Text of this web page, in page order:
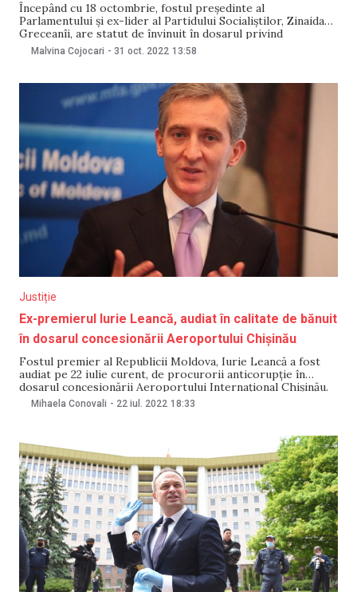
Începând cu 18 octombrie, fostul președinte al
Parlamentului și ex-lider al Partidului Socialiștilor, Zinaida
Greceanîi, are statut de învinuit în dosarul privind
finanțarea ilicită a PSRM. Informația a fost confirmată
pentru NM de către procurorul pe caz, Petru Iarmaliuc.
care a
Malvina Cojocari - 31 oct. 2022 13:58
Justiție
Ex-premierul Iurie Leancă, audiat în calitate de bănuit
în dosarul concesionării Aeroportului Chișinău
Fostul premier al Republicii Moldova, Iurie Leancă a fost
audiat pe 22 iulie curent, de procurorii anticorupție în
dosarul concesionării Aeroportului Internațional Chișinău.
Ex-premierul are statut de bănuit. Informația a fost
Mihaela Conovali - 22 iul. 2022 18:33